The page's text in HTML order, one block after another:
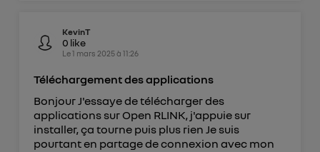
KevinT
0 like
Le1 mars 2025à 11:26
Téléchargement des applications
Bonjour J'essaye de télécharger des
applications sur Open RLINK, j'appuie sur
installer, ça tourne puis plus rien Je suis
pourtant en partage de connexion avec mon